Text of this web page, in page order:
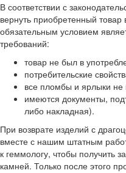
В соответствии с
вернуть приобретенный
обязательным условием
требований:
товар не был в
потребительские
все пломбы и ярлыки
имеются документы,
либо накладная).
При возврате изделий с
вместе с нашим штатным
к геммологу, чтобы получить
камней. Только после этого